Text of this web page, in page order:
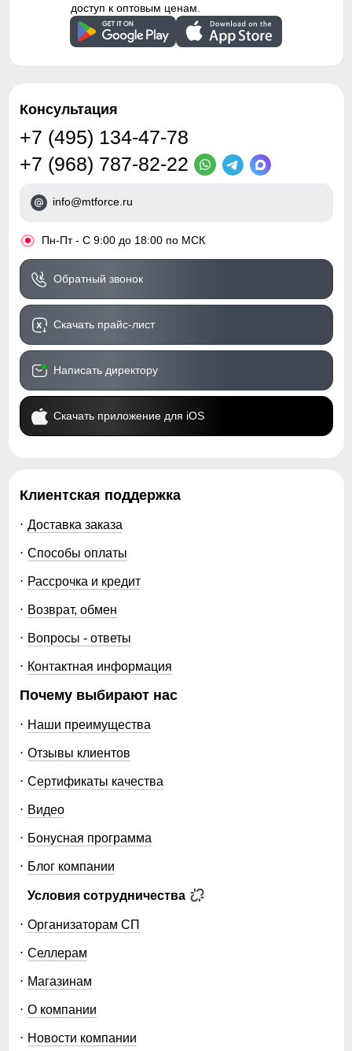
доступ к оптовым ценам.
Консультация
+7 (495) 134-47-78
+7 (968) 787-82-22
info@mtforce.ru
• Пн-Пт - С 9:00 до 18:00 по МСК
Обратный звонок
Скачать прайс-лист
Написать директору
Скачать приложение для iOS
Клиентская поддержка
Доставка заказа
Способы оплаты
Рассрочка и кредит
Возврат, обмен
Вопросы - ответы
Контактная информация
Почему выбирают нас
Наши преимущества
Отзывы клиентов
Сертификаты качества
Видео
Бонусная программа
Блог компании
Условия сотрудничества
Организаторам СП
Селлерам
Магазинам
О компании
Новости компании